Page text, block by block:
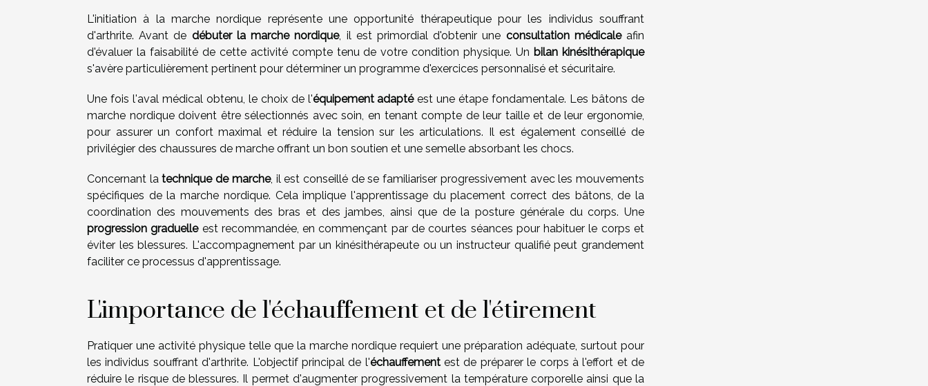
L'initiation à la marche nordique représente une opportunité thérapeutique pour les individus souffrant
d'arthrite. Avant de débuter la marche nordique, il est primordial d'obtenir une consultation médicaleafin
d'évaluer la faisabilité de cette activité compte tenu de votre condition physique. Un bilan kinésithérapique
s'avère particulièrement pertinent pour déterminer un programme d'exercices personnalisé et sécuritaire.
Une fois l'aval médical obtenu, le choix de l'équipement adaptéest une étape fondamentale. Les bâtons de
marche nordique doivent être sélectionnés avec soin, en tenant compte de leur taille et de leur ergonomie,
pour assurer un confort maximal et réduire la tension sur les articulations. Il est également conseillé de
privilégier des chaussures de marche offrant un bon soutien et une semelle absorbant les chocs.
Concernant latechnique de marche, il est conseillé de se familiariser progressivement avec les mouvements
spécifiques de la marche nordique. Cela implique l'apprentissage du placement correct des bâtons, de la
coordination des mouvements des bras et des jambes, ainsi que de la posture générale du corps. Une
progression graduelleest recommandée, en commençant par de courtes séances pour habituer le corps et
éviter les blessures. L'accompagnement par un kinésithérapeute ou un instructeur qualifié peut grandement
faciliter ce processus d'apprentissage.
L'importance de l'échauffement et de l'étirement
Pratiquer une activité physique telle que la marche nordique requiert une préparation adéquate, surtout pour
les individus souffrant d'arthrite. L'objectif principal de l'échauffementest de préparer le corps à l'effort et de
réduire le risque de blessures. Il permet d'augmenter progressivement la température corporelle ainsi que la